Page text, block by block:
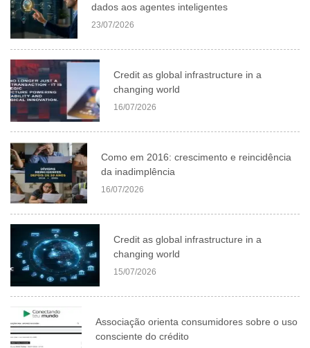
dados aos agentes inteligentes
23/07/2026
Credit as global infrastructure in a
changing world
16/07/2026
Como em 2016: crescimento e reincidência
da inadimplência
16/07/2026
Credit as global infrastructure in a
changing world
15/07/2026
Associação orienta consumidores sobre o uso
consciente do crédito